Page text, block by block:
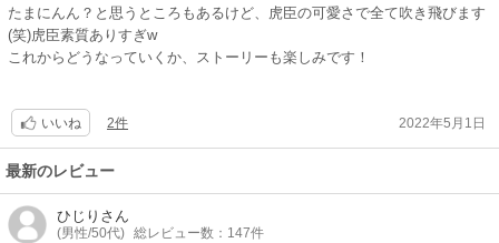
たまにんん？と思うところもあるけど、虎臣の可愛さで全て吹き飛びます
(笑)虎臣素質ありすぎw
これからどうなっていくか、ストーリーも楽しみです！
いいね 2件 2022年5月1日
最新のレビュー
ひじり さん
(男性/50代) 総レビュー数：147件